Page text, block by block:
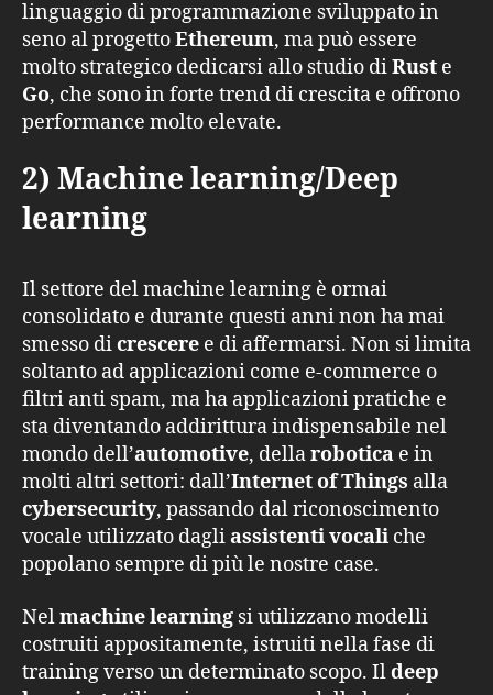
linguaggio di programmazione sviluppato in
seno al progettoEthereum, ma può essere
molto strategico dedicarsi allo studio diRust e
Go, che sono in forte trend di crescita e offrono
performance molto elevate.
2) Machine learning/Deep
learning
Il settore del machine learning è ormai
consolidato e durante questi anni non ha mai
smesso dicrescere e di affermarsi. Non si limita
soltanto ad applicazioni come e-commerce o
filtri anti spam, ma ha applicazioni pratiche e
sta diventando addirittura indispensabile nel
mondo dell’automotive, dellarobotica e in
molti altri settori: dall’Internet of Things alla
cybersecurity, passando dal riconoscimento
vocale utilizzato dagliassistenti vocali che
popolano sempre di più le nostre case.
Nelmachine learning si utilizzano modelli
costruiti appositamente, istruiti nella fase di
training verso un determinato scopo. Ildeep